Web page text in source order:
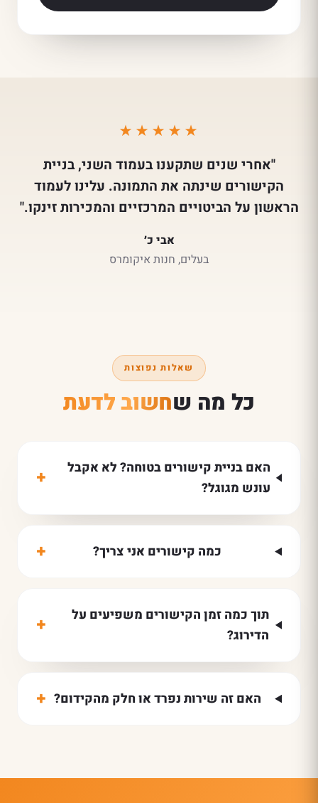
★★★★★
"אחרי שנים שתקענו בעמוד השני, בניית
הקישורים שינתה את התמונה. עלינו לעמוד
הראשון על הביטויים המרכזיים והמכירות זינקו."
אבי כ׳
בעלים, חנות איקומרס
שאלות נפוצות
כל מה שחשוב לדעת
האם בניית קישורים בטוחה? לא אקבל
עונש מגוגל?
+
כמה קישורים אני צריך? +
תוך כמה זמן הקישורים משפיעים על
הדירוג?
+
האם זה שירות נפרד או חלק מהקידום? +